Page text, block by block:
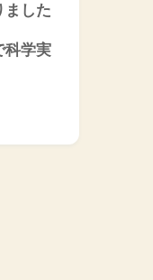
ました
科学実